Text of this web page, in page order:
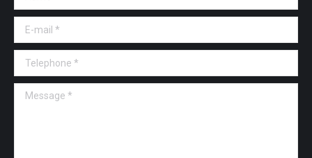
E-mail *
Telephone *
Message *